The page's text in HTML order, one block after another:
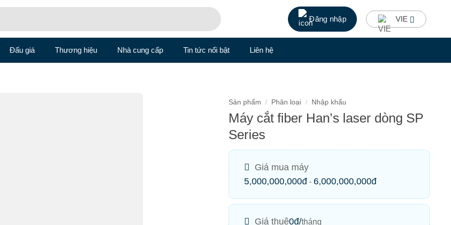
Đăng nhập VIE
Đấu giá Thương hiệu Nhà cung cấp Tin tức nổi bật Liên hệ
Sản phẩm / Phân loại / Nhập khẩu
Máy cắt fiber Han’s laser dòng SP
Series
Giá mua máy
5,000,000,000đ - 6,000,000,000đ
Giá thuê0đ/tháng